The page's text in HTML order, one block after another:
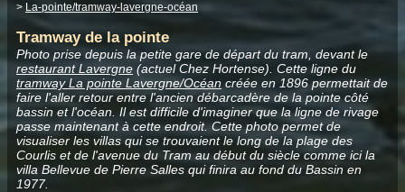
> La-pointe/tramway-lavergne-océan
Tramway de la pointe
Photo prise depuis la petite gare de départ du tram, devant le
restaurant Lavergne (actuel Chez Hortense). Cette ligne du
tramway La pointe Lavergne/Océan créée en 1896 permettait de
faire l'aller retour entre l'ancien débarcadère de la pointe côté
bassin et l'océan. Il est difficile d'imaginer que la ligne de rivage
passe maintenant à cette endroit. Cette photo permet de
visualiser les villas qui se trouvaient le long de la plage des
Courlis et de l'avenue du Tram au début du siècle comme ici la
villa Bellevue de Pierre Salles qui finira au fond du Bassin en
1977.